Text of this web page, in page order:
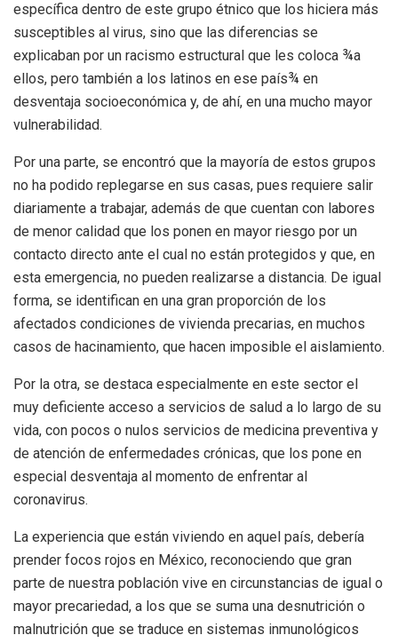
específica dentro de este grupo étnico que los hiciera más
susceptibles al virus, sino que las diferencias se
explicaban por un racismo estructural que les coloca ¾a
ellos, pero también a los latinos en ese país¾ en
desventaja socioeconómica y, de ahí, en una mucho mayor
vulnerabilidad.
Por una parte, se encontró que la mayoría de estos grupos
no ha podido replegarse en sus casas, pues requiere salir
diariamente a trabajar, además de que cuentan con labores
de menor calidad que los ponen en mayor riesgo por un
contacto directo ante el cual no están protegidos y que, en
esta emergencia, no pueden realizarse a distancia. De igual
forma, se identifican en una gran proporción de los
afectados condiciones de vivienda precarias, en muchos
casos de hacinamiento, que hacen imposible el aislamiento.
Por la otra, se destaca especialmente en este sector el
muy deficiente acceso a servicios de salud a lo largo de su
vida, con pocos o nulos servicios de medicina preventiva y
de atención de enfermedades crónicas, que los pone en
especial desventaja al momento de enfrentar al
coronavirus.
La experiencia que están viviendo en aquel país, debería
prender focos rojos en México, reconociendo que gran
parte de nuestra población vive en circunstancias de igual o
mayor precariedad, a los que se suma una desnutrición o
malnutrición que se traduce en sistemas inmunológicos